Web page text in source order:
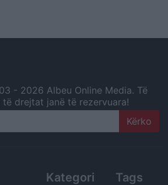
- 2026 Albeu Online Media. Të
të drejtat janë të rezervuara!
Kategori Tags